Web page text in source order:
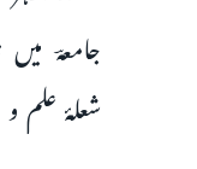
جامعہؔ
شعلۂ علم